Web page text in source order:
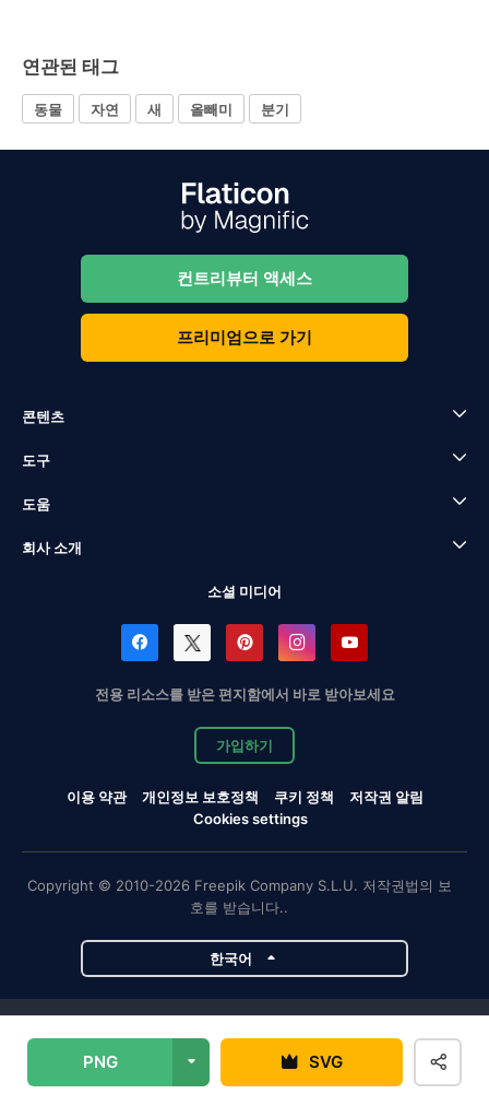
PNG SVG
연관된 태그
동물 자연 새 올빼미 분기
컨트리뷰터 액세스
프리미엄으로 가기
콘텐츠
도구
도움
회사 소개
소셜 미디어
전용 리소스를 받은 편지함에서 바로 받아보세요
가입하기
이용 약관 개인정보 보호정책 쿠키 정책
저작권 알림
Cookies settings
Copyright © 2010-2026 Freepik Company S.L.U. 저작권법의 보
호를 받습니다..
한국어